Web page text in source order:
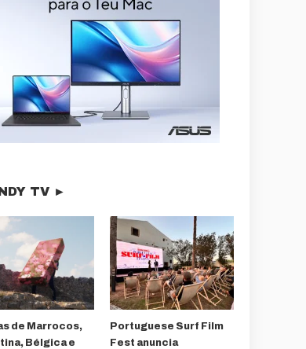
TV ►
de Marrocos,
Bélgica e
Portuguese Surf Film
Fest anuncia